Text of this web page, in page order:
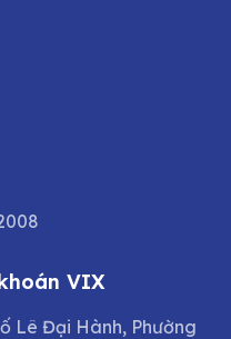
VIX
Lê Đại Hành, Phường